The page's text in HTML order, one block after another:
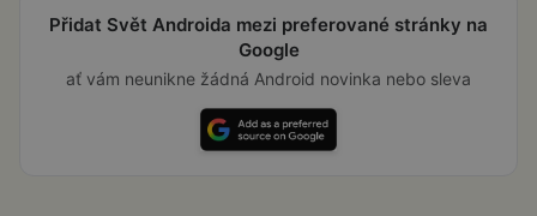
Přidat Svět Androida mezi preferované stránky na
Google
ať vám neunikne žádná Android novinka nebo sleva